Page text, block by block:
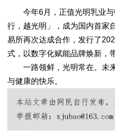
今年6月，正值光明乳业
行，越光明」，成为国内首家
易所再次达成合作，发行了
式，以数字化赋能品牌焕新，
一路领鲜，光明常在。未
与健康的快乐。